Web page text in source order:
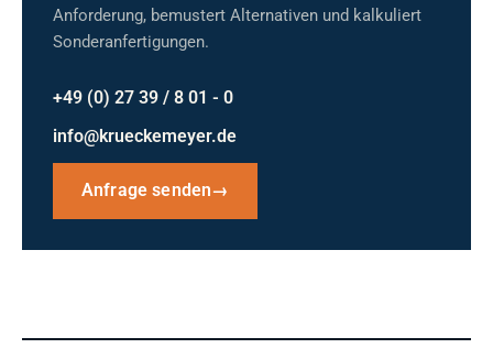
Anforderung, bemustert Alternativen und kalkuliert
Sonderanfertigungen.
+49 (0) 27 39 / 8 01 - 0
info@krueckemeyer.de
Anfrage senden→